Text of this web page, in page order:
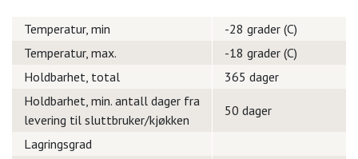
Temperatur, min
-28 grader (C)
Temperatur, max.
-18 grader (C)
Holdbarhet, total
365 dager
Holdbarhet, min. antall dager fra
levering til sluttbruker/kjøkken
50 dager
Lagringsgrad